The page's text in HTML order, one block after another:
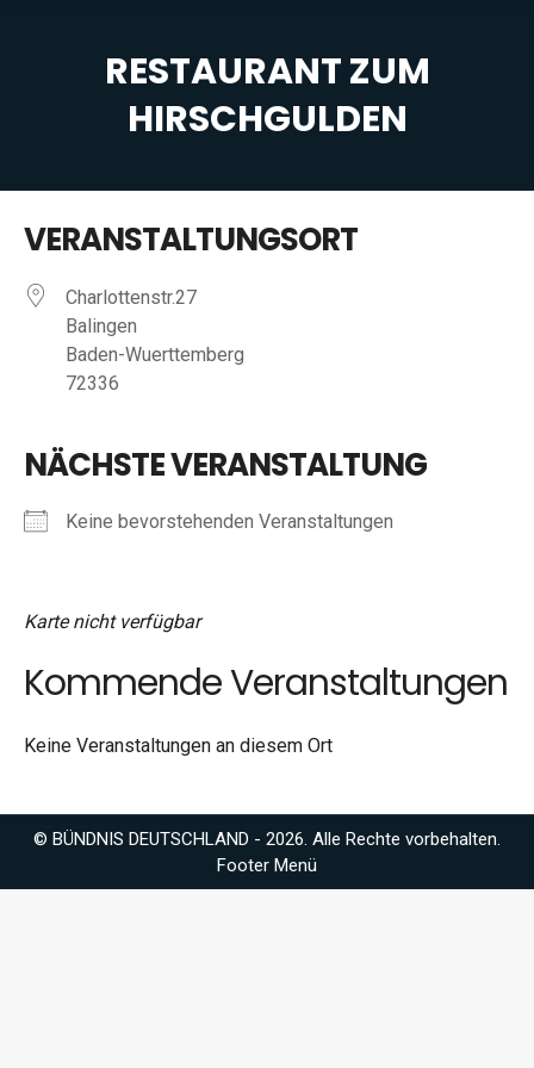
RESTAURANT ZUM
HIRSCHGULDEN
VERANSTALTUNGSORT
Charlottenstr.27
Balingen
Baden-Wuerttemberg
72336
NÄCHSTE VERANSTALTUNG
Keine bevorstehenden Veranstaltungen
Karte nicht verfügbar
Kommende Veranstaltungen
Keine Veranstaltungen an diesem Ort
© BÜNDNIS DEUTSCHLAND - 2026. Alle Rechte vorbehalten.
Footer Menü